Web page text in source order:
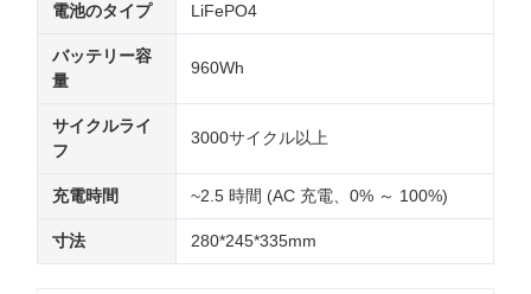
電池のタイプ LiFePO4
バッテリー容
量
960Wh
サイクルライ
フ
3000サイクル以上
充電時間 ~2.5 時間 (AC 充電、0% ～ 100%)
寸法 280*245*335mm